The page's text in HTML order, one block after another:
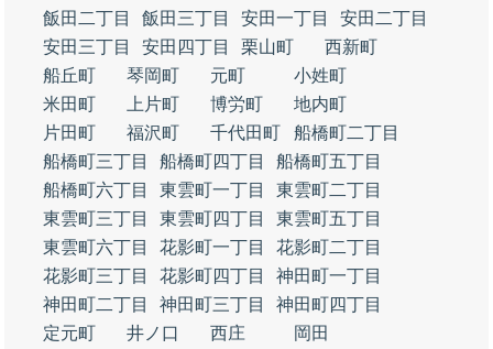
飯田二丁目
飯田三丁目 安田一丁目
安田二丁目
安田三丁目
安田四丁目 栗山町
西新町
船丘町
琴岡町 元町
小姓町
米田町
上片町 博労町
地内町
片田町
福沢町 千代田町
船橋町二丁目
船橋町三丁目
船橋町四丁目
船橋町五丁目
船橋町六丁目
東雲町一丁目
東雲町二丁目
東雲町三丁目
東雲町四丁目
東雲町五丁目
東雲町六丁目
花影町一丁目
花影町二丁目
花影町三丁目
花影町四丁目
神田町一丁目
神田町二丁目
神田町三丁目
神田町四丁目
定元町
井ノ口 西庄
岡田